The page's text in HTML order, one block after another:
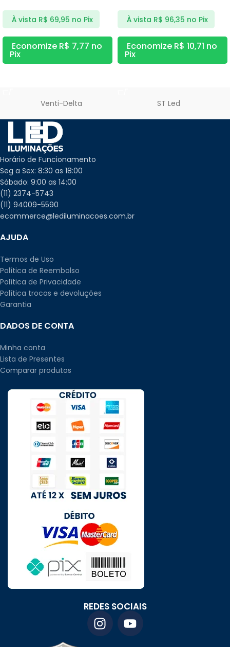
À vista R$ 69,95 no Pix
Economize R$ 7,77 no
Pix
À vista R$ 96,35 no Pix
Economize R$ 10,71 no
Pix
Venti-Delta ST Led
Horário de Funcionamento
Seg a Sex: 8:30 as 18:00
Sábado: 9:00 as 14:00
(11) 2374-5743
(11) 94009-5590
ecommerce@lediluminacoes.com.br
AJUDA
Termos de Uso
Política de Reembolso
Política de Privacidade
Política trocas e devoluções
Garantia
DADOS DE CONTA
Minha conta
Lista de Presentes
Comparar produtos
REDES SOCIAIS